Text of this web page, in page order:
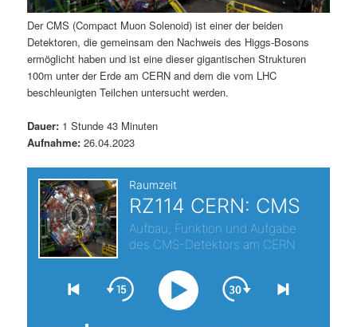
I
n
h
l
t
s
p
e
n
I
h
a
l
t
Der CMS (Compact Muon Solenoid) ist einer der beiden
Detektoren, die gemeinsam den Nachweis des Higgs-Bosons
ermöglicht haben und ist eine dieser gigantischen Strukturen
100m unter der Erde am CERN and dem die vom LHC
beschleunigten Teilchen untersucht werden.
Dauer: 1 Stunde 43 Minuten
Aufnahme: 26.04.2023